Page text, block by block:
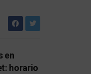
en
horario